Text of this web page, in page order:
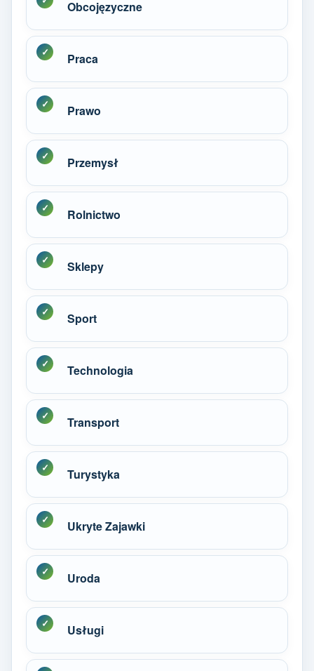
Obcojęzyczne
Praca
Prawo
Przemysł
Rolnictwo
Sklepy
Sport
Technologia
Transport
Turystyka
Ukryte Zajawki
Uroda
Usługi